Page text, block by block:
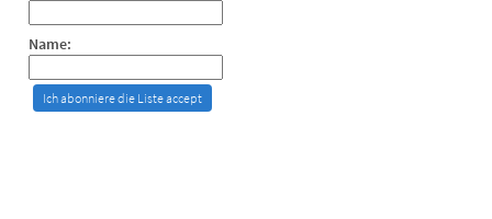
Name: